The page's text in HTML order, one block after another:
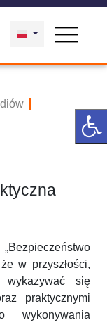
w przyszłości,
wykazywać się
praktycznymi
wykonywania